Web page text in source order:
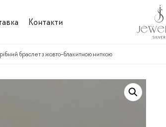
Контакти
браслет з жовто-блакитною ниткою